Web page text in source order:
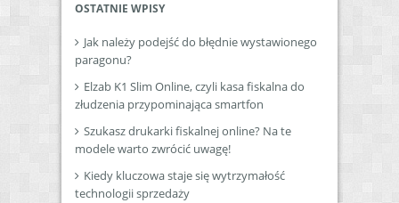
OSTATNIE WPISY
Jak należy podejść do błędnie wystawionego
paragonu?
Elzab K1 Slim Online, czyli kasa fiskalna do
złudzenia przypominająca smartfon
Szukasz drukarki fiskalnej online? Na te
modele warto zwrócić uwagę!
Kiedy kluczowa staje się wytrzymałość
technologii sprzedaży